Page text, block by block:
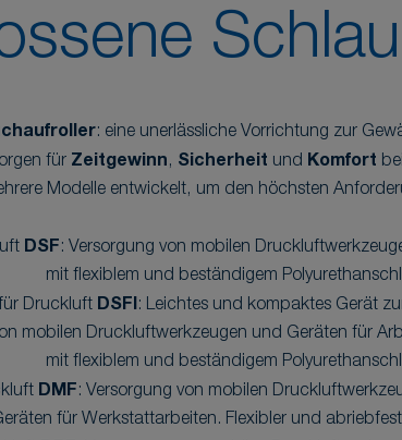
: eine unerlässliche Vorrichtung zur
für Zeitgewinn , Sicherheit und Komfort
Modelle entwickelt, um den höchsten
DSF : Versorgung von mobilen
mit flexiblem und beständigem
Druckluft DSFI : Leichtes und kompaktes Gerät
mobilen Druckluftwerkzeugen und Geräten für
mit flexiblem und beständigem
DMF : Versorgung von mobilen
für Werkstattarbeiten. Flexibler und